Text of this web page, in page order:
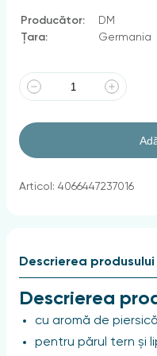
Producător:
DM
Țara:
Germania
Articol: 4066447237016
Descrierea produsului
Descrierea
cu aromă de piersică
pentru părul tern și